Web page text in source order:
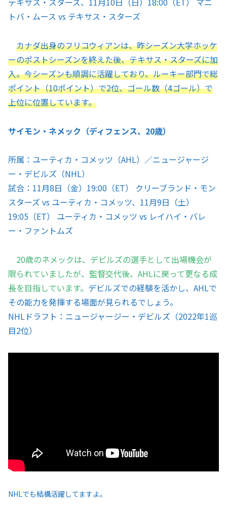
トバ・ムース vs テキサス・スターズ
カナダ出身のフリコウィアンは、昨シーズン大学ホッケ
ーのポストシーズンを終えた後、テキサス・スターズに加
入。今シーズンも順調に活躍しており、ルーキー部門で総
ポイント（10ポイント）で2位、ゴール数（4ゴール）で
上位に位置しています。
サイモン・ネメック（ディフェンス、20歳）
所属：ユーティカ・コメッツ（AHL）／ニュージャージ
ー・デビルズ（NHL）
試合：11月8日（金）19:00（ET） クリーブランド・モン
スターズ vs ユーティカ・コメッツ、11月9日（土）
19:05（ET） ユーティカ・コメッツ vs レイハイ・バレ
ー・ファントムズ
20歳のネメックは、デビルズの選手として出場機会が
限られていましたが、監督交代後、AHLに戻って更なる成
長を目指しています。 デビルズでの経験を活かし、AHLで
その能力を発揮する場面が見られるでしょう。
NHLドラフト：ニュージャージー・デビルズ（2022年1巡
目2位）
NHLでも結構活躍してますよ。